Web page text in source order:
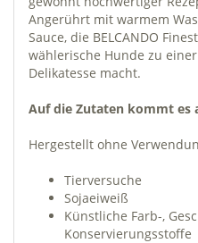
Angerührt mit warmem
Sauce, die BELCANDO
wählerische Hunde zu
Delikatesse macht.
Auf die Zutaten kommt es
Hergestellt ohne
Tierversuche
Sojaeiweiß
Künstliche Farb-,
Konservierungsstoffe